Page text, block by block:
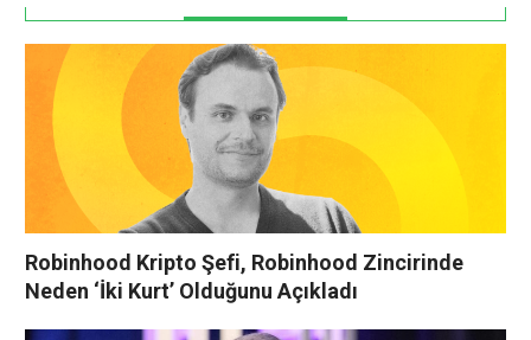
Robinhood Kripto Şefi, Robinhood Zincirinde
Neden ‘İki Kurt’ Olduğunu Açıkladı